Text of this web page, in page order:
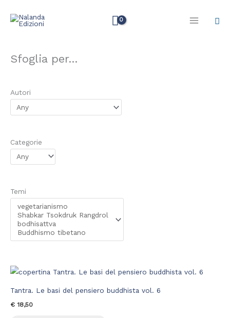
Sfoglia per...
Autori
Categorie
Temi
Tantra. Le basi del pensiero buddhista vol. 6
€ 18,50